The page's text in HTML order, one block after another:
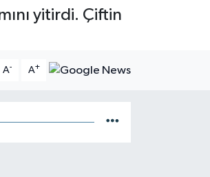
yitirdi. Çiftin
A- A+